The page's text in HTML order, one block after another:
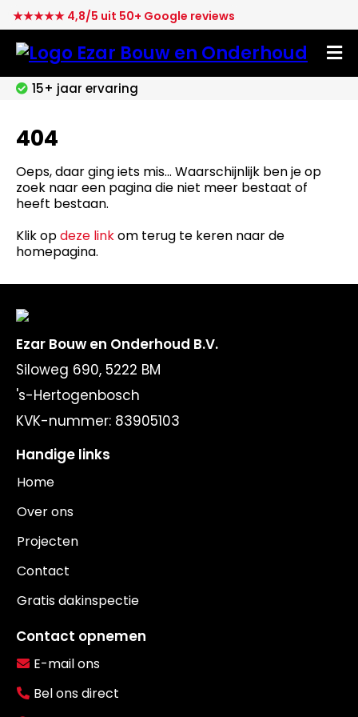
★★★★★ 4,8/5 uit 50+ Google reviews
15+ jaar ervaring
404
Oeps, daar ging iets mis... Waarschijnlijk ben je op
zoek naar een pagina die niet meer bestaat of
heeft bestaan.
Klik opdeze linkom terug te keren naar de
homepagina.
Ezar Bouw en Onderhoud B.V.
Siloweg 690, 5222 BM
's-Hertogenbosch
KVK-nummer: 83905103
Handige links
Home
Over ons
Projecten
Contact
Gratis dakinspectie
Contact opnemen
E-mail ons
Bel ons direct